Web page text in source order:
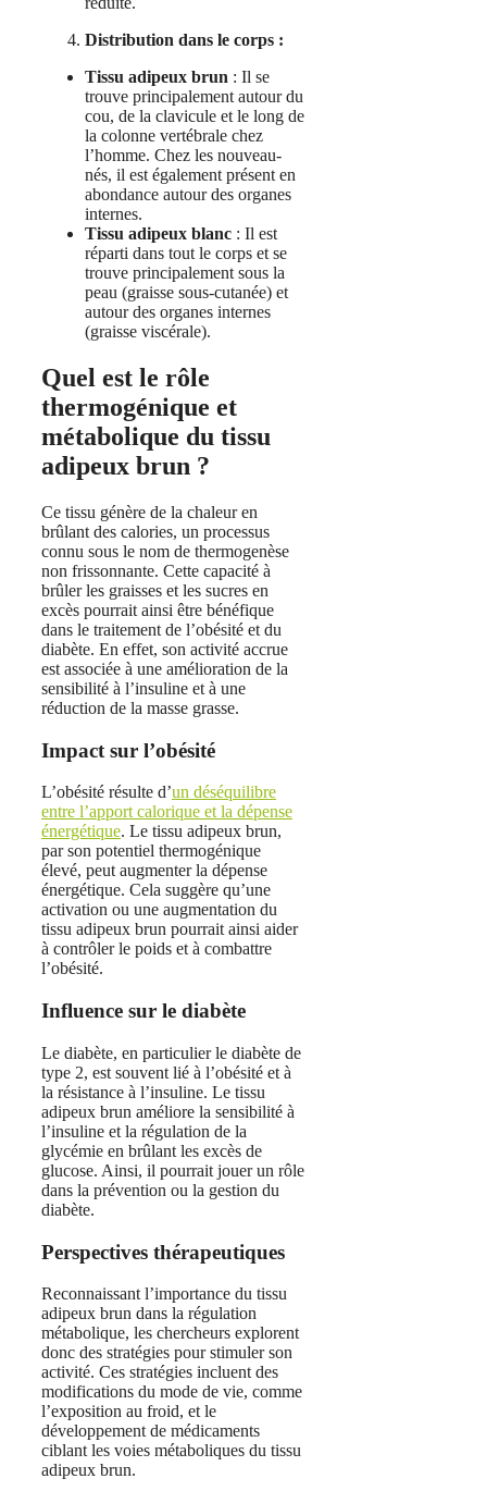
Distribution dans le corps :
Tissu adipeux brun : Il se
trouve principalement autour du
cou, de la clavicule et le long de
la colonne vertébrale chez
l’homme. Chez les nouveau-
nés, il est également présent en
abondance autour des organes
internes.
Tissu adipeux blanc : Il est
réparti dans tout le corps et se
trouve principalement sous la
peau (graisse sous-cutanée) et
autour des organes internes
(graisse viscérale).
Quel est le rôle
thermogénique et
métabolique du tissu
adipeux brun ?
Ce tissu génère de la chaleur en
brûlant des calories, un processus
connu sous le nom de thermogenèse
non frissonnante. Cette capacité à
brûler les graisses et les sucres en
excès pourrait ainsi être bénéfique
dans le traitement de l’obésité et du
diabète. En effet, son activité accrue
est associée à une amélioration de la
sensibilité à l’insuline et à une
réduction de la masse grasse.
Impact sur l’obésité
L’obésité résulte d’un déséquilibre
entre l’apport calorique et la dépense
énergétique. Le tissu adipeux brun,
par son potentiel thermogénique
élevé, peut augmenter la dépense
énergétique. Cela suggère qu’une
activation ou une augmentation du
tissu adipeux brun pourrait ainsi aider
à contrôler le poids et à combattre
l’obésité.
Influence sur le diabète
Le diabète, en particulier le diabète de
type 2, est souvent lié à l’obésité et à
la résistance à l’insuline. Le tissu
adipeux brun améliore la sensibilité à
l’insuline et la régulation de la
glycémie en brûlant les excès de
glucose. Ainsi, il pourrait jouer un rôle
dans la prévention ou la gestion du
diabète.
Perspectives thérapeutiques
Reconnaissant l’importance du tissu
adipeux brun dans la régulation
métabolique, les chercheurs explorent
donc des stratégies pour stimuler son
activité. Ces stratégies incluent des
modifications du mode de vie, comme
l’exposition au froid, et le
développement de médicaments
ciblant les voies métaboliques du tissu
adipeux brun.